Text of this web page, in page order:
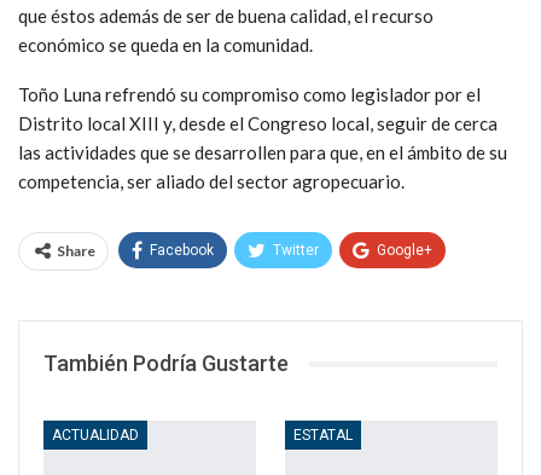
que éstos además de ser de buena calidad, el recurso
económico se queda en la comunidad.
Toño Luna refrendó su compromiso como legislador por el
Distrito local XIII y, desde el Congreso local, seguir de cerca
las actividades que se desarrollen para que, en el ámbito de su
competencia, ser aliado del sector agropecuario.
Share Facebook Twitter Google+
También Podría Gustarte
ACTUALIDAD ESTATAL